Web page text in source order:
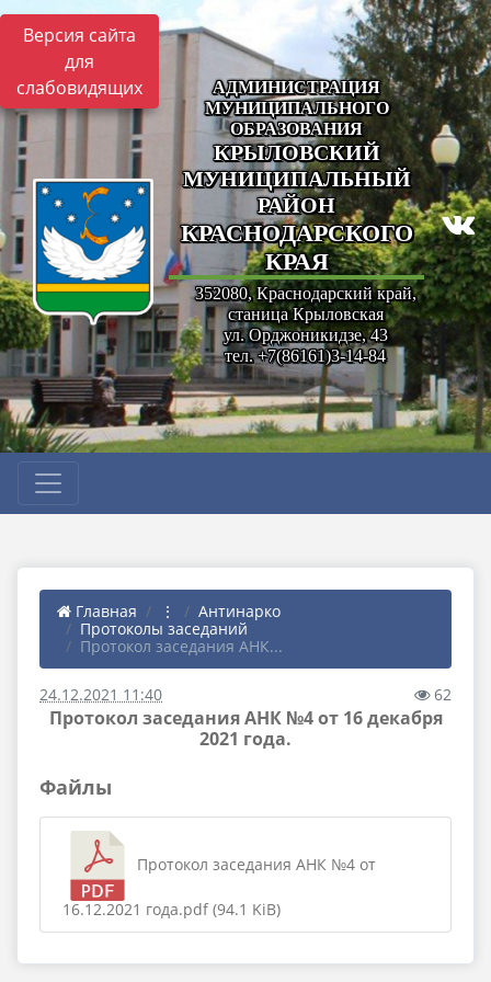
Версия сайта
для
слабовидящих
АДМИНИСТРАЦИЯ
МУНИЦИПАЛЬНОГО
ОБРАЗОВАНИЯ
КРЫЛОВСКИЙ
МУНИЦИПАЛЬНЫЙ
РАЙОН
КРАСНОДАРСКОГО
КРАЯ
352080, Краснодарский край,
станица Крыловская
ул. Орджоникидзе, 43
тел. +7(86161)3-14-84
Главная ⋮
Антинарко
Протоколы заседаний
Протокол заседания АНК...
24.12.2021 11:40 62
Протокол заседания АНК №4 от 16 декабря
2021 года.
Файлы
Протокол заседания АНК №4 от
16.12.2021 года.pdf (94.1 KiB)